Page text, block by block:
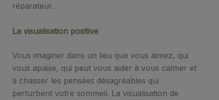
réparateur.
La visualisation positive
Vous imaginer dans un lieu que vous aimez, qui
vous apaise, qui peut vous aider à vous calmer et
à chasser les pensées désagréables qui
perturbent votre sommeil. La visualisation de